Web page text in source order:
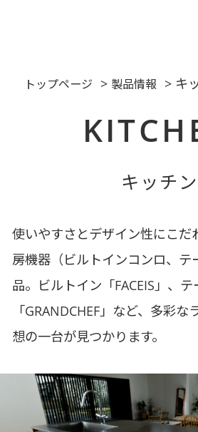
トップページ > 製品情報 > キ
キッチン
使いやすさとデザイン性にこだ
房機器（ビルトインコンロ、テ
品。ビルトイン「FACEIS」、
「GRANDCHEF」など、多彩
想の一台が見つかります。